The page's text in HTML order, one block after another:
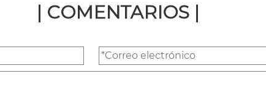
| COMENTARIOS |